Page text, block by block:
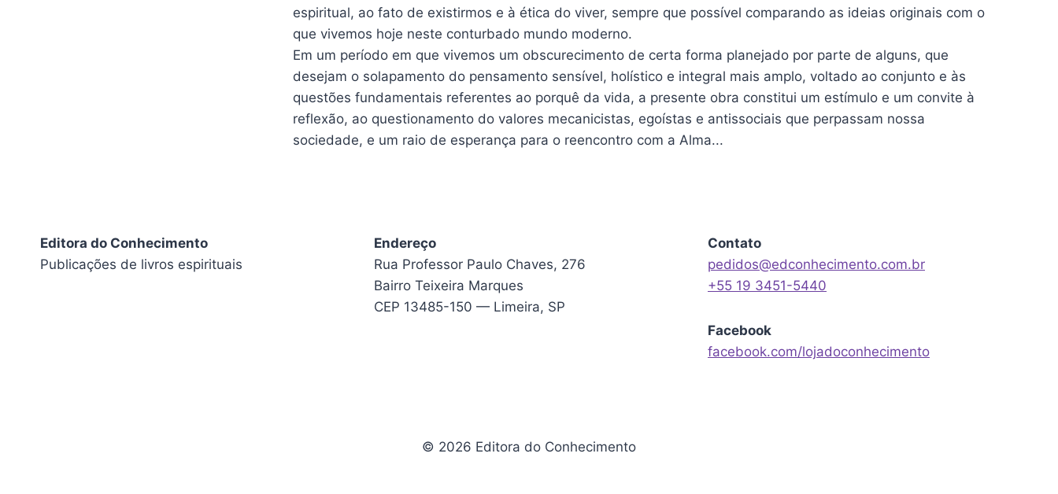
espiritual, ao fato de existirmos e à ética do viver, sempre que possível comparando as ideias originais com o
que vivemos hoje neste conturbado mundo moderno.
Em um período em que vivemos um obscurecimento de certa forma planejado por parte de alguns, que
desejam o solapamento do pensamento sensível, holístico e integral mais amplo, voltado ao conjunto e às
questões fundamentais referentes ao porquê da vida, a presente obra constitui um estímulo e um convite à
reflexão, ao questionamento do valores mecanicistas, egoístas e antissociais que perpassam nossa
sociedade, e um raio de esperança para o reencontro com a Alma...
Editora do Conhecimento
Publicações de livros espirituais
Endereço
Rua Professor Paulo Chaves, 276
Bairro Teixeira Marques
CEP 13485-150 — Limeira, SP
Contato
pedidos@edconhecimento.com.br
+55 19 3451-5440
Facebook
facebook.com/lojadoconhecimento
© 2026 Editora do Conhecimento